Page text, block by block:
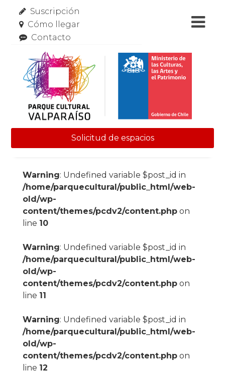
Suscripción
Cómo llegar
Contacto
Solicitud de espacios
Warning: Undefined variable $post_id in
/home/parquecultural/public_html/web-
old/wp-
content/themes/pcdv2/content.phpon
line 10
Warning: Undefined variable $post_id in
/home/parquecultural/public_html/web-
old/wp-
content/themes/pcdv2/content.phpon
line 11
Warning: Undefined variable $post_id in
/home/parquecultural/public_html/web-
old/wp-
content/themes/pcdv2/content.phpon
line 12